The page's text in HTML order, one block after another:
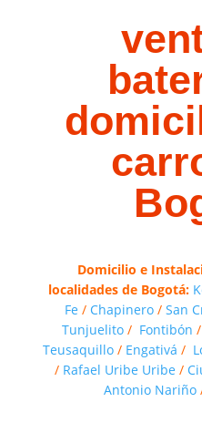
Domicilio e
localidades de Bogotá:
Fe / Chapinero /San
Tunjuelito/ Fontibón /
Teusaquillo / Engativá /
/ Rafael Uribe Uribe /
Antonio Nariño